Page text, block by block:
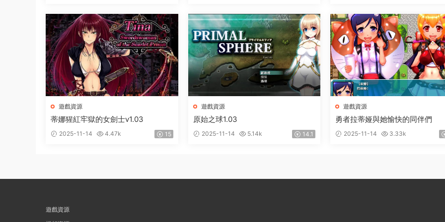
遊戲資源
蒂娜猩紅牢獄的女劍士v1.03
2025-11-14 4.47k 15
遊戲資源
原始之球1.03
2025-11-14 5.14k 14.1
遊戲資源
勇者拉蒂娅與她愉快的同伴們
2025-11-14 3.33k
遊戲資源